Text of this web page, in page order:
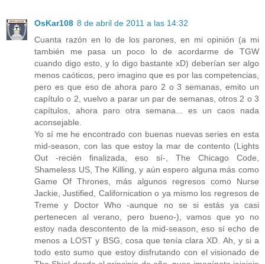
OsKar108 8 de abril de 2011 a las 14:32
Cuanta razón en lo de los parones, en mi opinión (a mi
también me pasa un poco lo de acordarme de TGW
cuando digo esto, y lo digo bastante xD) deberían ser algo
menos caóticos, pero imagino que es por las competencias,
pero es que eso de ahora paro 2 o 3 semanas, emito un
capítulo o 2, vuelvo a parar un par de semanas, otros 2 o 3
capítulos, ahora paro otra semana... es un caos nada
aconsejable.
Yo sí me he encontrado con buenas nuevas series en esta
mid-season, con las que estoy la mar de contento (Lights
Out -recién finalizada, eso sí-, The Chicago Code,
Shameless US, The Killing, y aún espero alguna más como
Game Of Thrones, más algunos regresos como Nurse
Jackie, Justified, Californication o ya mismo los regresos de
Treme y Doctor Who -aunque no se si estás ya casi
pertenecen al verano, pero bueno-), vamos que yo no
estoy nada descontento de la mid-season, eso sí echo de
menos a LOST y BSG, cosa que tenía clara XD. Ah, y si a
todo esto sumo que estoy disfrutando con el visionado de